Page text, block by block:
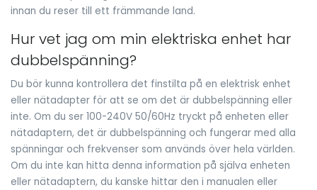
innan du reser till ett främmande land.
Hur vet jag om min elektriska enhet har
dubbelspänning?
Du bör kunna kontrollera det finstilta på en elektrisk enhet
eller nätadapter för att se om det är dubbelspänning eller
inte. Om du ser 100-240V 50/60Hz tryckt på enheten eller
nätadaptern, det är dubbelspänning och fungerar med alla
spänningar och frekvenser som används över hela världen.
Om du inte kan hitta denna information på själva enheten
eller nätadaptern, du kanske hittar den i manualen eller